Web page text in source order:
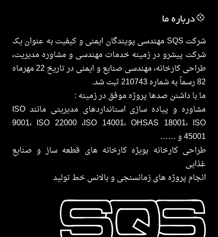
💠درباره ما
شرکت SQS مهندسی پویندگان ایمنی و کیفیت به عنوان یک
شرکت پیشرو در زمینه خدمات مهندسی و مشاوره مدیریت،
طراحی کارخانه، مهندسی صنایع و ایمنی در تاریخ 22 مهرماه
82 رسماً به شماره 210743 ثبت شد.
ما با داشتن صدها پروژه موفق در زمینه :
مشاوره و پیاده سازی استانداردهای مدیریتی مانند ISO
9001، ISO 22000 ،ISO 14001، OHSAS 18001، ISO
45001 و ……
طراحی کارخانه بویژه کارخانه های قطعه ساز و صنایع
غذایی
انجام پروژه های زمانسنجی و بالانس خط تولید